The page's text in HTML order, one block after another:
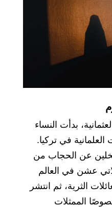
بدأت النساء
في تركيا.
تخلين عن الحجاب من
عشن في العالم
الثرية، ثم انتشر
الممثلات